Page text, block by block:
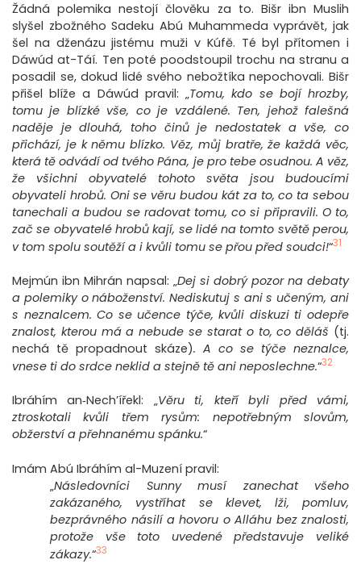
Žádná polemika nestojí člověku za to. Bišr ibn Muslih
slyšel zbožného Sadeku Abú Muhammeda vyprávět, jak
šel na dženázu jistému muži v Kúfě. Té byl přítomen i
Dáwúd at-Táí. Ten poté poodstoupil trochu na stranu a
posadil se, dokud lidé svého nebožtíka nepochovali. Bišr
přišel blíže a Dáwúd pravil: „Tomu, kdo se bojí hrozby,
tomu je blízké vše, co je vzdálené. Ten, jehož falešná
naděje je dlouhá, toho činů je nedostatek a vše, co
přichází, je k němu blízko. Věz, můj bratře, že každá věc,
která tě odvádí od tvého Pána, je pro tebe osudnou. A věz,
že všichni obyvatelé tohoto světa jsou budoucími
obyvateli hrobů. Oni se věru budou kát za to, co ta sebou
tanechali a budou se radovat tomu, co si připravili. O to,
zač se obyvatelé hrobů kají, se lidé na tomto světě perou,
v tom spolu soutěží a i kvůli tomu se přou před soudci!“31
Mejmún ibn Mihrán napsal: „Dej si dobrý pozor na debaty
a polemiky o náboženství. Nediskutuj s ani s učeným, ani
s neznalcem. Co se učence týče, kvůli diskuzi ti odepře
znalost, kterou má a nebude se starat o to, co děláš (tj.
nechá tě propadnout skáze). A co se týče neznalce,
vnese ti do srdce neklid a stejně tě ani neposlechne.“32
Ibráhím an‐Nech’ířekl: „Věru ti, kteří byli před vámi,
ztroskotali kvůli třem rysům: nepotřebným slovům,
obžerství a přehnanému spánku.“
Imám Abú Ibráhím al-Muzení pravil:
„Následovníci Sunny musí zanechat všeho
zakázaného, vystříhat se klevet, lži, pomluv,
bezprávného násilí a hovoru o Alláhu bez znalosti,
protože vše toto uvedené představuje veliké
zákazy.“33